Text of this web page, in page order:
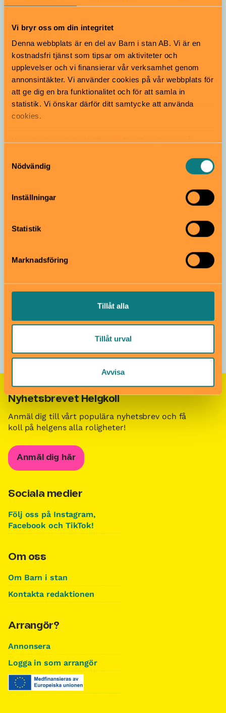
Vi bryr oss om din integritet
Denna webbplats är en del av Barn i stan AB. Vi är en
kostnadsfri tjänst som tipsar om aktiviteter och
upplevelser och vi finansierar vår verksamhet genom
annonsintäkter. Vi använder cookies på vår webbplats för
att ge dig en bra funktionalitet och för att samla in
statistik. Vi önskar därför ditt samtycke att använda
cookies.
samt tillhandahålla funktioner för sociala medier. Vi
vidarebefordrar även sådana identifierare och annan
information från din enhet till de sociala medier och
annons- och analysföretag som vi samarbetar med.
information som du har tillhandahållit eller som de har
Nödvändig
Inställningar
Statistik
Marknadsföring
Tillåt alla
Tillåt urval
Avvisa
Gratis aktiviteter för
Stockholm
Ta mig bums till startsidan
för barn på museum på påsklovet i Stockholm
Nyhetsbrevet Helgkoll
Anmäl dig till vårt populära nyhetsbrev och få
koll på helgens alla roligheter!
Anmäl dig här
Sociala medier
Följ oss på Instagram,
Facebook och TikTok!
Om oss
Om Barn i stan
Kontakta redaktionen
Arrangör?
Annonsera
Logga in som arrangör